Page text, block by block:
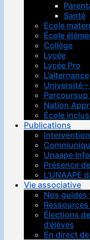
Santé
Ecole
École
Collège
Lycée
Lycée Pro
L’alternance
Université
Nation
École
Publications
Unaape
Présence
L’UNAAPE
Vie associative
Nos guides
Élections
d’élèves
En direct